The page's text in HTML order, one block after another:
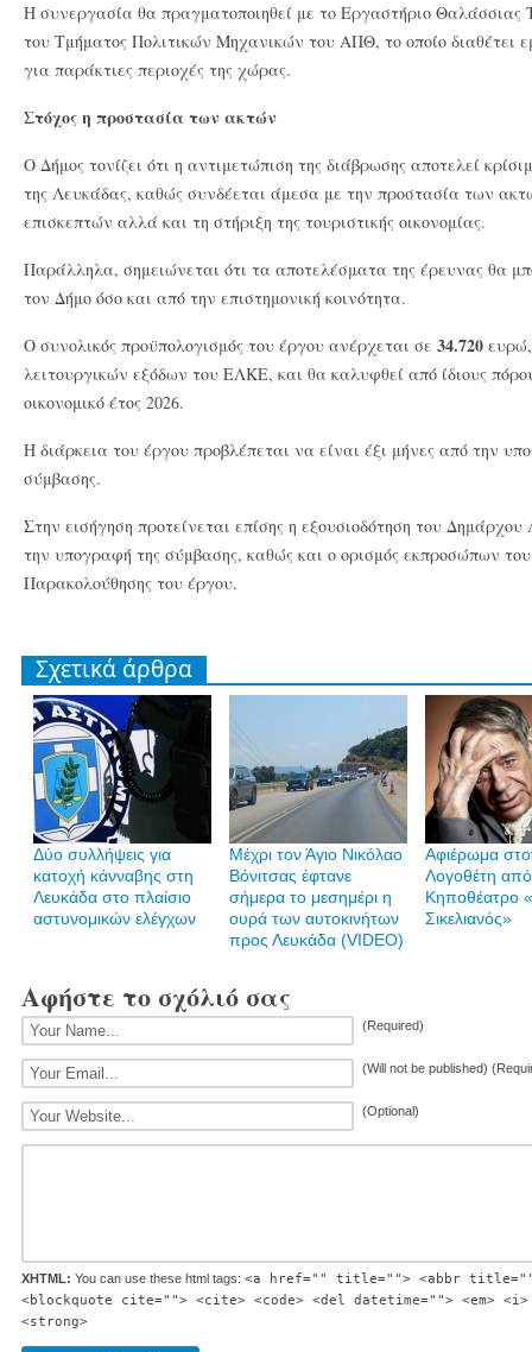
Η συνεργασία θα πραγματοποιηθεί με το Εργαστήριο
του Τμήματος Πολιτικών Μηχανικών του ΑΠΘ, το οποίο διαθέτει
για παράκτιες περιοχές της χώρας.
Στόχος η προστασία των ακτών
Ο Δήμος τονίζει ότι η αντιμετώπιση της διάβρωσης αποτελεί
της Λευκάδας, καθώς συνδέεται άμεσα με την προστασία των
επισκεπτών αλλά και τη στήριξη της τουριστικής οικονομίας.
Παράλληλα, σημειώνεται ότι τα αποτελέσματα της έρευνας θα
τον Δήμο όσο και από την επιστημονική κοινότητα.
Ο συνολικός προϋπολογισμός του έργου ανέρχεται σε 34.720
λειτουργικών εξόδων του ΕΛΚΕ, και θα καλυφθεί από ίδιους
οικονομικό έτος 2026.
Η διάρκεια του έργου προβλέπεται να είναι έξι μήνες από την
σύμβασης.
Στην εισήγηση προτείνεται επίσης η εξουσιοδότηση του
την υπογραφή της σύμβασης, καθώς και ο ορισμός εκπροσώπων
Παρακολούθησης του έργου.
Σχετικά άρθρα
Δύο συλλήψεις για
κατοχή κάνναβης στη
Λευκάδα στο πλαίσιο
αστυνομικών ελέγχων
Mέχρι τον Άγιο Νικόλαο
Βόνιτσας έφτανε
σήμερα το μεσημέρι η
ουρά των αυτοκινήτων
προς Λευκάδα (VIDEO)
Αφιέρωμα
Λογοθέτη
Κηποθέατρο
Σικελιανός»
Αφήστε το σχόλιό σας
(Required)
(Will not be published)
(Optional)
XHTML: You can use these html tags: <a href="" title=""> <abbr
<blockquote cite=""> <cite> <code> <del datetime=""> <em>
<strong>